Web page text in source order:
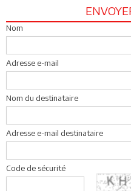
Nom
Adresse e-mail
Nom du destinataire
Adresse e-mail destinataire
Code de sécurité